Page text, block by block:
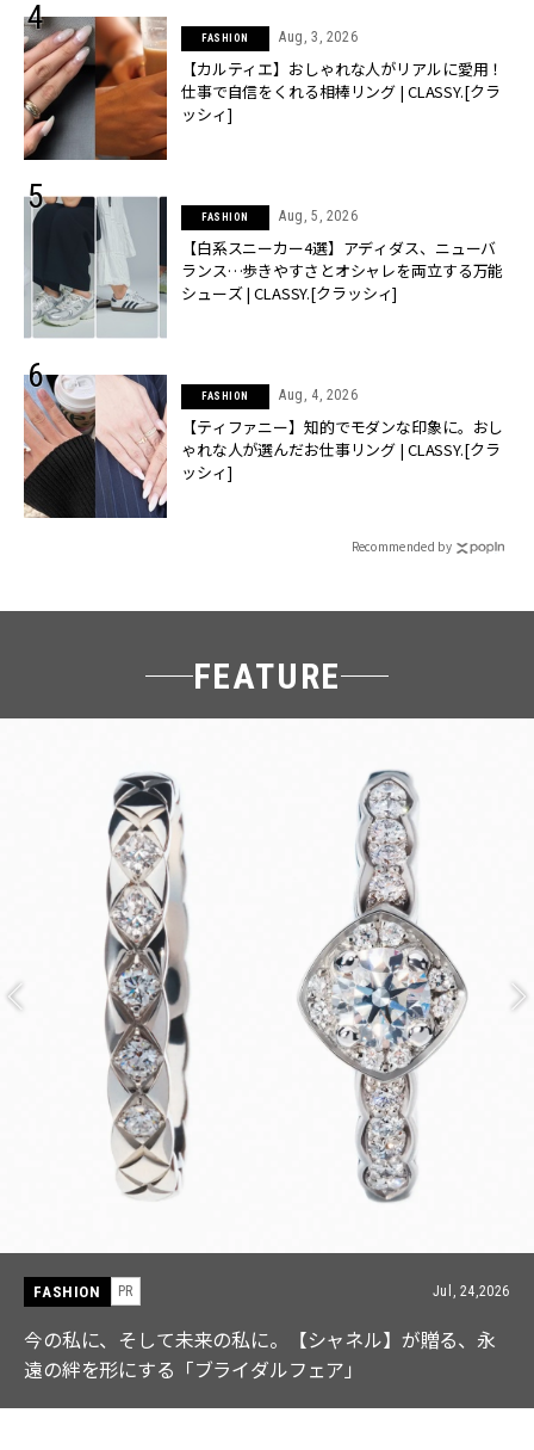
FASHION Aug, 3, 2026
【カルティエ】おしゃれな人がリアルに愛用！
仕事で自信をくれる相棒リング | CLASSY.[クラ
ッシィ]
FASHION Aug, 5, 2026
【白系スニーカー4選】アディダス、ニューバ
ランス…歩きやすさとオシャレを両立する万能
シューズ | CLASSY.[クラッシィ]
FASHION Aug, 4, 2026
【ティファニー】知的でモダンな印象に。おし
ゃれな人が選んだお仕事リング | CLASSY.[クラ
ッシィ]
Recommended by
FEATURE
FASHION PR Jul, 15,2026
【ICB】人気インフルエンサーと共同制作! 週5で着たく
なる「名品ブラウス」２選